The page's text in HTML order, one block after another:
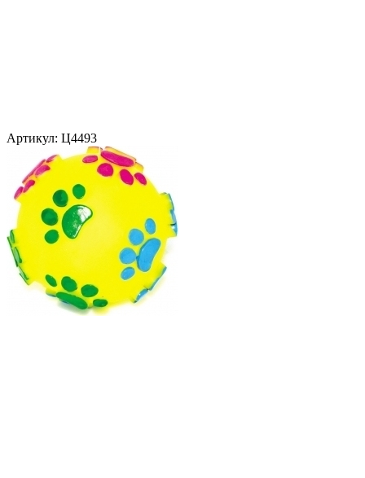
Артикул: Ц4493